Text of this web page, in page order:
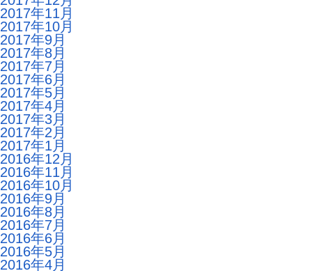
2017年11月
2017年10月
2017年9月
2017年8月
2017年7月
2017年6月
2017年5月
2017年4月
2017年3月
2017年2月
2017年1月
2016年12月
2016年11月
2016年10月
2016年9月
2016年8月
2016年7月
2016年6月
2016年5月
2016年4月